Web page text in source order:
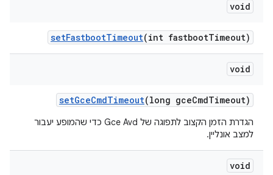
void
setFastbootTimeout(int fastbootTimeout)
void
setGceCmdTimeout(long gceCmdTimeout)
הגדרת הזמן הקצוב לתפוגה של Gce Avd כדי שהמופע יעבור
למצב אונליין.
void